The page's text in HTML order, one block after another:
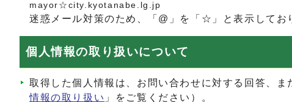
mayor☆city.kyotanabe.lg.jp
迷惑メール対策のため、「@」を「☆」と表示して
個人情報の取り扱いについて
取得した個人情報は、お問い合わせに対する回答、
情報の取り扱い 」をご覧ください）。